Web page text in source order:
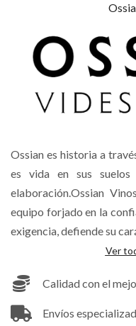
Ossian es historia a
es vida en sus
elaboración.Ossian
equipo forjado en la
exigencia, defiende su
Ver
Calidad con el
Envíos